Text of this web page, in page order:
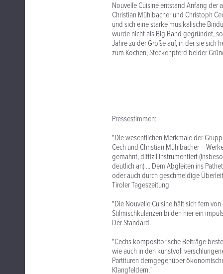
Nouvelle Cuisine entstand Anfang der
Christian Mühlbacher und Christoph
und sich eine starke musikalische
wurde nicht als Big Band gegründet,
Jahre zu der Größe auf, in der sie sich
zum Kochen, Steckenpferd beider
Pressestimmen:
"Die wesentlichen Merkmale der
Cech und Christian Mühlbacher –
gemahnt, diffizil instrumentiert
deutlich an) ... Dem Abgleiten ins
oder auch durch geschmeidige
Tiroler Tageszeitung
"Die Nouvelle Cuisine hält sich fern
Stilmischkulanzen bilden hier ein
Der Standard
"Cechs kompositorische Beiträge
wie auch in den kunstvoll
Partituren demgegenüber
Klangfeldern."